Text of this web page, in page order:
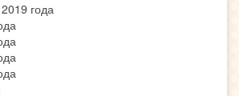
года